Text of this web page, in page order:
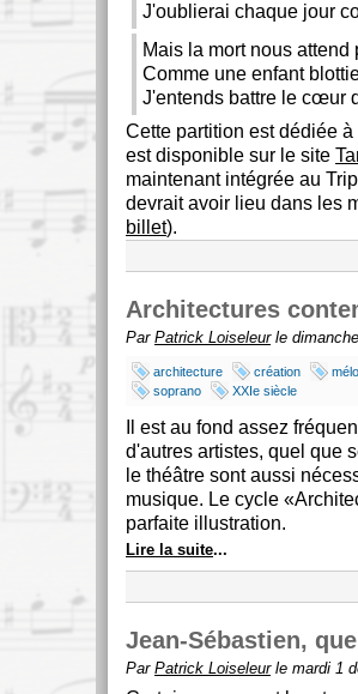
J'oublierai chaque jour
Mais la mort nous
Comme une enfant
J'entends battre le cœur
Cette partition est dédiée
est disponible sur le site
maintenant intégrée au
devrait avoir lieu dans les
billet).
Architectures
Par Patrick Loiseleurle
architecture création
soprano
XXIe siècle
Il est au fond assez
d'autres artistes, quel que
le théâtre sont aussi
musique. Le cycle
parfaite illustration.
Lire la suite...
Jean-Sébastien,
Par Patrick Loiseleurle mardi 1